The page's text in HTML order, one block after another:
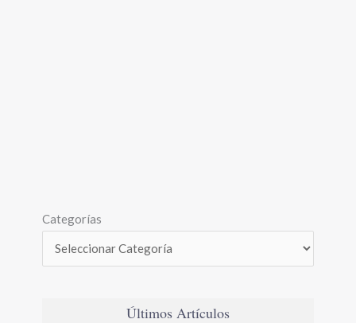
Categorías
Últimos Artículos